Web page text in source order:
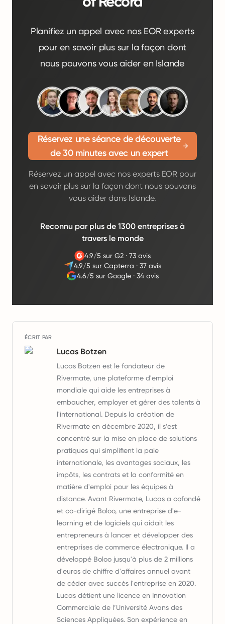
Planifiez un appel avec nos EOR experts
pour en savoir plus sur la façon dont
nous pouvons vous aider en Islande
Réservez une séance de découverte
de 30 minutes avec un expert
Réservez un appel avec nos experts EOR pour
en savoir plus sur la façon dont nous pouvons
vous aider dans Islande.
Reconnu par plus de 1300 entreprises à
travers le monde
4.9/5 sur G2 ·73 avis
4.9/5 sur Capterra ·37 avis
4.6/5 sur Google· 34 avis
ÉCRIT PAR
Lucas Botzen
Lucas Botzen est le fondateur de
Rivermate, une plateforme d'emploi
mondiale qui aide les entreprises à
embaucher, employer et gérer des talents à
l'international. Depuis la création de
Rivermate en décembre 2020, il s’est
concentré sur la mise en place de solutions
pratiques qui simplifient la paie
internationale, les avantages sociaux, les
impôts, les contrats et la conformité en
matière d'emploi pour les équipes à
distance. Avant Rivermate, Lucas a cofondé
et co-dirigé Boloo, une entreprise d'e-
learning et de logiciels qui aidait les
entrepreneurs à lancer et développer des
entreprises de commerce électronique. Il a
développé Boloo jusqu'à plus de 2 millions
d'euros de chiffre d'affaires annuel avant
de céder avec succès l'entreprise en 2020.
Lucas détient une licence en Innovation
Commerciale de l’Université Avans des
Sciences Appliquées. Son expérience en